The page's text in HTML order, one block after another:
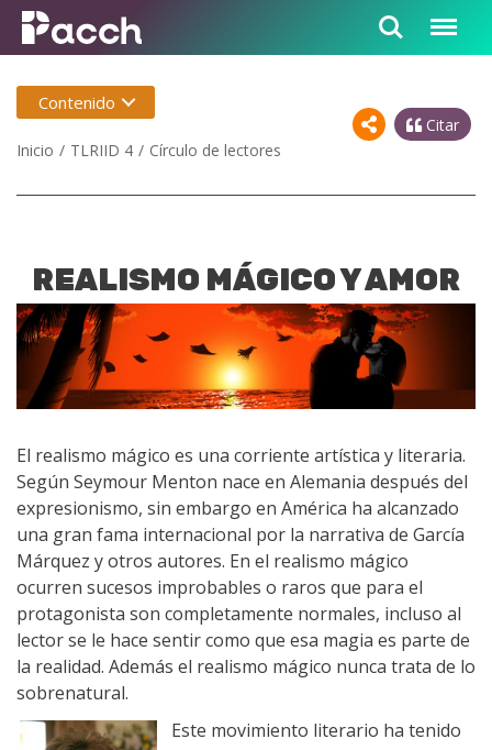
Citar
Inicio
TLRIID 4 Círculo de lectores
Contenido
REALISMO MÁGICO Y AMOR
El realismo mágico es una corriente artística y literaria.
Según Seymour Menton nace en Alemania después del
expresionismo, sin embargo en América ha alcanzado
una gran fama internacional por la narrativa de García
Márquez y otros autores. En el realismo mágico
ocurren sucesos improbables o raros que para el
protagonista son completamente normales, incluso al
lector se le hace sentir como que esa magia es parte de
la realidad. Además el realismo mágico nunca trata de lo
sobrenatural.
Este movimiento literario ha tenido